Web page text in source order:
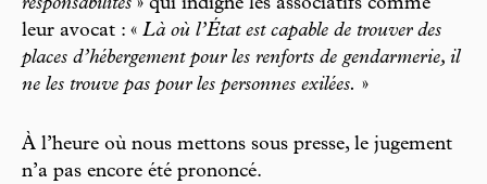
responsabilités » qui indigne les associatifs comme
leur avocat : « Là où l’État est capable de trouver des
places d’hébergement pour les renforts de gendarmerie, il
ne les trouve pas pour les personnes exilées. »
À l’heure où nous mettons sous presse, le jugement
n’a pas encore été prononcé.